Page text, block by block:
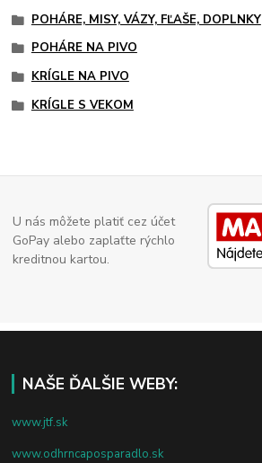
POHÁRE, MISY, VÁZY, FĽAŠE, DOPLNKY
POHÁRE NA PIVO
KRÍGLE NA PIVO
KRÍGLE S VEKOM
U nás môžete platiť cez účet
GoPay alebo zaplaťte rýchlo
kreditnou kartou.
NAŠE ĎALŠIE WEBY:
www.jtf.sk
www.odhrncaposparadlo.sk